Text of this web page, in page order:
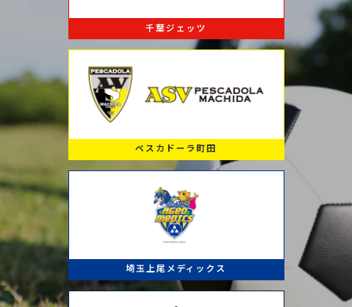
千葉ジェッツ
ペスカドーラ町田
埼玉上尾メディックス